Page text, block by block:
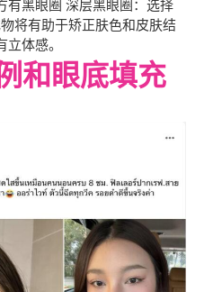
有黑眼圈 深层黑眼圈：选择
将有助于矫正肤色和皮肤结
体感。
和眼底填充